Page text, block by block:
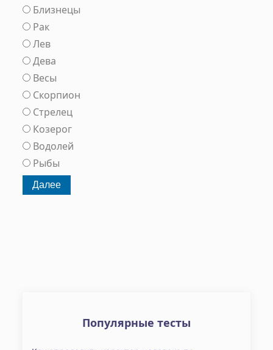
Близнецы
Рак
Лев
Дева
Весы
Скорпион
Стрелец
Козерог
Водолей
Рыбы
Популярные тесты